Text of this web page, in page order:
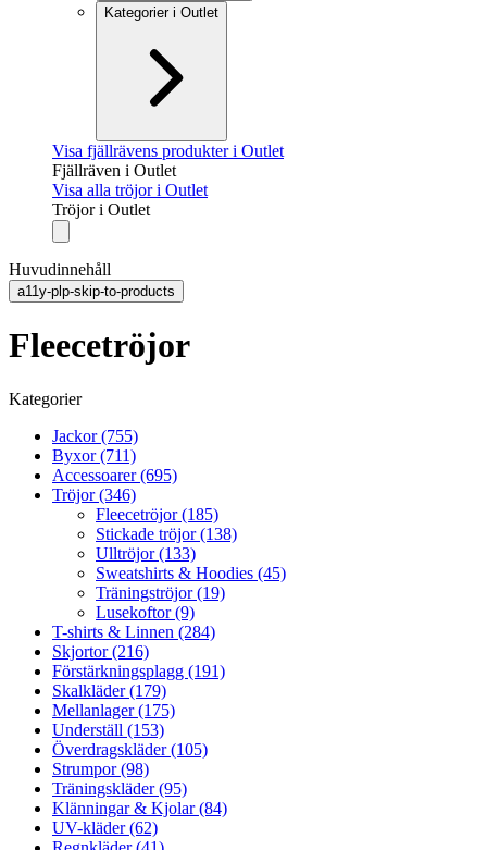
Kategorier i Outlet
Visa fjällrävens produkter i Outlet
Fjällräven i Outlet
Visa alla tröjor i Outlet
Tröjor i Outlet
Huvudinnehåll
a11y-plp-skip-to-products
Fleecetröjor
Kategorier
Jackor (755)
Byxor (711)
Accessoarer (695)
Tröjor (346)
Fleecetröjor (185)
Stickade tröjor (138)
Ulltröjor (133)
Sweatshirts & Hoodies (45)
Träningströjor (19)
Lusekoftor (9)
T-shirts & Linnen (284)
Skjortor (216)
Förstärkningsplagg (191)
Skalkläder (179)
Mellanlager (175)
Underställ (153)
Överdragskläder (105)
Strumpor (98)
Träningskläder (95)
Klänningar & Kjolar (84)
UV-kläder (62)